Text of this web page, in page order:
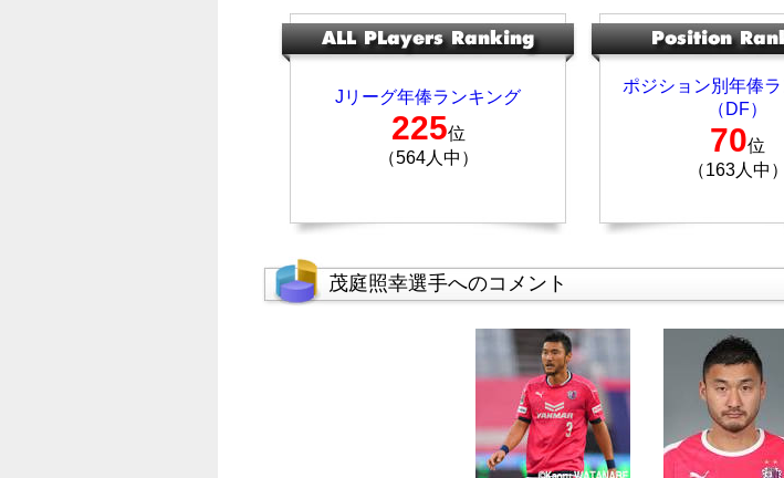
Jリーグ年俸ランキング
225位
（564人中）
ポジション別年俸
（DF）
70位
（163人中）
茂庭照幸選手へのコメント